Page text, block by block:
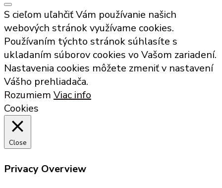
S cieľom uľahčiť Vám používanie našich
webových stránok využívame cookies.
Používaním týchto stránok súhlasíte s
ukladaním súborov cookies vo Vašom zariadení.
Nastavenia cookies môžete zmeniť v nastavení
Vášho prehliadača.
Rozumiem Viac info
Cookies
Close
Privacy Overview